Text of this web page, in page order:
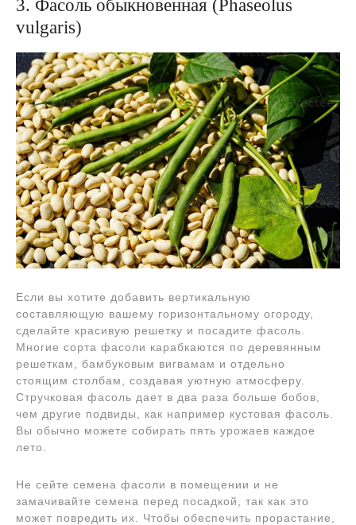
3. Фасоль обыкновенная (Phaseolus
vulgaris)
Если вы хотите добавить вертикальную
составляющую вашему горизонтальному огороду,
сделайте красивую решетку и посадите фасоль.
Многие сорта фасоли карабкаются по деревянным
решеткам, бамбуковым вигвамам и отдельно
стоящим столбам, создавая уютную атмосферу.
Стручковая фасоль дает в два раза больше бобов,
чем другие подвиды, как например кустовая фасоль.
Вы обычно можете собирать пять урожаев каждое
лето.
Не сейте семена фасоли в помещении и не
замачивайте семена перед посадкой, так как это
может повредить их. Чтобы обеспечить прорастание,